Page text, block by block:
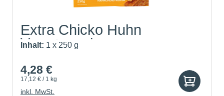
Extra Chicko Huhn
Vorratspack
Inhalt: 1 x 250 g
4,28 €
17,12 € / 1 kg
inkl. MwSt.